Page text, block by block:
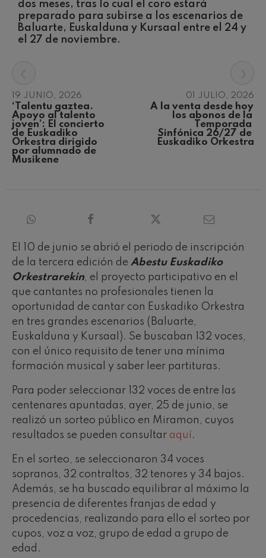
dos meses, tras lo cual el coro estará
preparado para subirse a los escenarios de
Baluarte, Euskalduna y Kursaal entre el 24 y
el 27 de noviembre.
19 JUNIO, 2026
‘Talentu gaztea.
Apoyo al talento
joven’: El concierto
de Euskadiko
Orkestra dirigido
por alumnado de
Musikene
01 JULIO, 2026
A la venta desde hoy
los abonos de la
Temporada
Sinfónica 26/27 de
Euskadiko Orkestra
El 10 de junio se abrió el periodo de inscripción
de la tercera edición de Abestu Euskadiko
Orkestrarekin, el proyecto participativo en el
que cantantes no profesionales tienen la
oportunidad de cantar con Euskadiko Orkestra
en tres grandes escenarios (Baluarte,
Euskalduna y Kursaal). Se buscaban 132 voces,
con el único requisito de tener una mínima
formación musical y saber leer partituras.
Para poder seleccionar 132 voces de entre las
centenares apuntadas, ayer, 25 de junio, se
realizó un sorteo público en Miramon, cuyos
resultados se pueden consultar aquí .
En el sorteo, se seleccionaron 34 voces
sopranos, 32 contraltos, 32 tenores y 34 bajos.
Además, se ha buscado equilibrar al máximo la
presencia de diferentes franjas de edad y
procedencias, realizando para ello el sorteo por
cupos, voz a voz, grupo de edad a grupo de
edad.
Concierto para violín nº5
Wolfgang Amadeus Mozart
Max Bruch: Kol nidrei
Gabriel Fauré
Franz Schubert: Sinfonía nº9,
Franz Schubert